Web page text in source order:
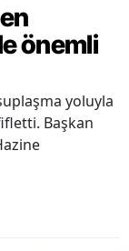
önemli
yoluyla
Başkan